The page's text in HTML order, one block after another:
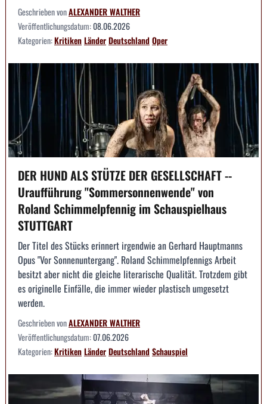
Geschrieben vonALEXANDER WALTHER
Veröffentlichungsdatum:08.06.2026
Kategorien:KritikenLänderDeutschlandOper
DER HUND ALS STÜTZE DER GESELLSCHAFT --
Uraufführung "Sommersonnenwende" von
Roland Schimmelpfennig im Schauspielhaus
STUTTGART
Der Titel des Stücks erinnert irgendwie an Gerhard Hauptmanns
Opus "Vor Sonnenuntergang". Roland Schimmelpfennigs Arbeit
besitzt aber nicht die gleiche literarische Qualität. Trotzdem gibt
es originelle Einfälle, die immer wieder plastisch umgesetzt
werden.
Geschrieben vonALEXANDER WALTHER
Veröffentlichungsdatum:07.06.2026
Kategorien:KritikenLänderDeutschlandSchauspiel